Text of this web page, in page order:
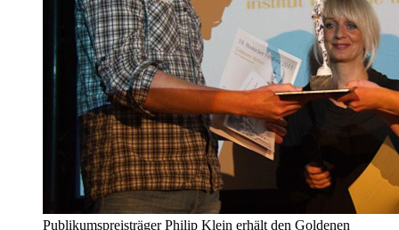
Publikumspreisträger Philip Klein erhält den Goldenen